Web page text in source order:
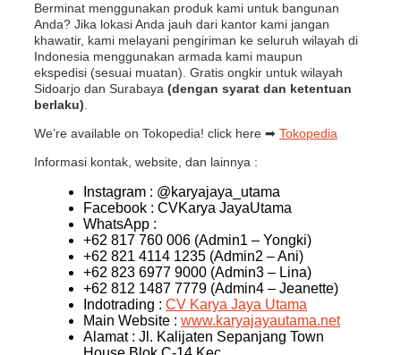
Berminat menggunakan produk kami untuk bangunan
Anda? Jika lokasi Anda jauh dari kantor kami jangan
khawatir, kami melayani pengiriman ke seluruh wilayah di
Indonesia menggunakan armada kami maupun
ekspedisi (sesuai muatan). Gratis ongkir untuk wilayah
Sidoarjo dan Surabaya (dengan syarat dan ketentuan
berlaku)
We’re available on Tokopedia! click here ➡ Tokopedia
Informasi kontak, website, dan lainnya :
Instagram : @karyajaya_utama
Facebook : CVKarya JayaUtama
WhatsApp :
+62 817 760 006 (Admin1 – Yongki)
+62 821 4114 1235 (Admin2 – Ani)
+62 823 6977 9000 (Admin3 – Lina)
+62 812 1487 7779 (Admin4 – Jeanette)
Indotrading : CV Karya Jaya Utama
Main Website : www.karyajayautama.net
Alamat : Jl. Kalijaten Sepanjang Town